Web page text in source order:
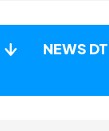
NEWS